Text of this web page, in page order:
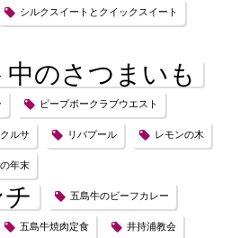
シルクスイートとクイックスイート
のさつまいも
ピープボークラブウエスト
ルサ リバプール レモンの木
年末
五島牛のビーフカレー
五島牛焼肉定食 井持浦教会